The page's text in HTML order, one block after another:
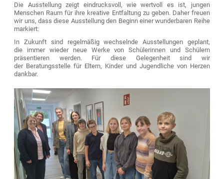
Die Ausstellung zeigt eindrucksvoll, wie wertvoll es ist, jungen
Menschen Raum für ihre kreative Entfaltung zu geben. Daher freuen
wir uns, dass diese Ausstellung den Beginn einer wunderbaren Reihe
markiert:
In Zukunft sind regelmäßig wechselnde Ausstellungen geplant,
die immer wieder neue Werke von Schülerinnen und Schülern
präsentieren werden. Für diese Gelegenheit sind wir
der Beratungsstelle für Eltern, Kinder und Jugendliche von Herzen
dankbar.